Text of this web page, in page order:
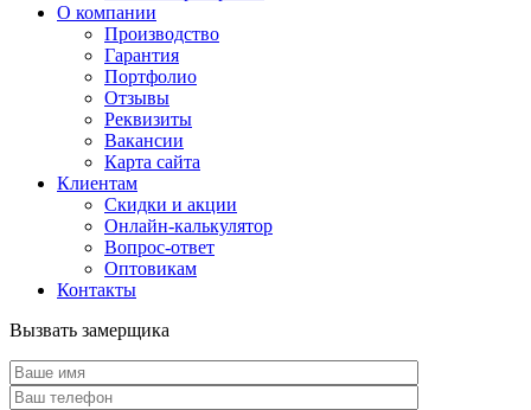
О компании
Производство
Гарантия
Портфолио
Отзывы
Реквизиты
Вакансии
Карта сайта
Клиентам
Скидки и акции
Онлайн-калькулятор
Вопрос-ответ
Оптовикам
Контакты
Вызвать замерщика